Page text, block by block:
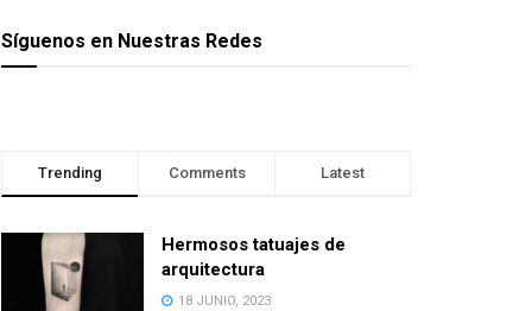
Síguenos en Nuestras Redes
Trending Comments Latest
Hermosos tatuajes de
arquitectura
18 JUNIO, 2023